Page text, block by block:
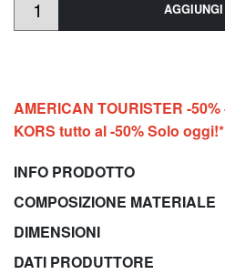
AMERICAN TOURISTER -
KORS tutto al -50% Solo oggi!*
INFO PRODOTTO
COMPOSIZIONE MATERIALE
DIMENSIONI
DATI PRODUTTORE